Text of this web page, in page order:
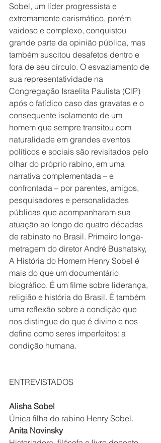
Sobel, um líder progressista e
extremamente carismático, porém
vaidoso e complexo, conquistou
grande parte da opinião pública, mas
também suscitou desafetos dentro e
fora de seu círculo. O esvaziamento de
sua representatividade na
Congregação Israelita Paulista (CIP)
após o fatídico caso das gravatas e o
consequente isolamento de um
homem que sempre transitou com
naturalidade em grandes eventos
políticos e sociais são revisitados pelo
olhar do próprio rabino, em uma
narrativa complementada – e
confrontada – por parentes, amigos,
pesquisadores e personalidades
públicas que acompanharam sua
atuação ao longo de quatro décadas
de rabinato no Brasil. Primeiro longa-
metragem do diretor André Bushatsky,
A História do Homem Henry Sobel é
mais do que um documentário
biográfico. É um filme sobre liderança,
religião e história do Brasil. É também
uma reflexão sobre a condição que
nos distingue do que é divino e nos
define como seres imperfeitos: a
condição humana.
ENTREVISTADOS
Alisha Sobel
Única filha do rabino Henry Sobel.
Anita Novinsky